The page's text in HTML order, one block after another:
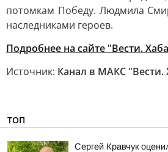
потомкам Победу. Людмила
наследниками героев.
Подробнее на сайте "Вести.
Источник: Канал в МАКС "Вести.
ТОП
Сергей Кравчук